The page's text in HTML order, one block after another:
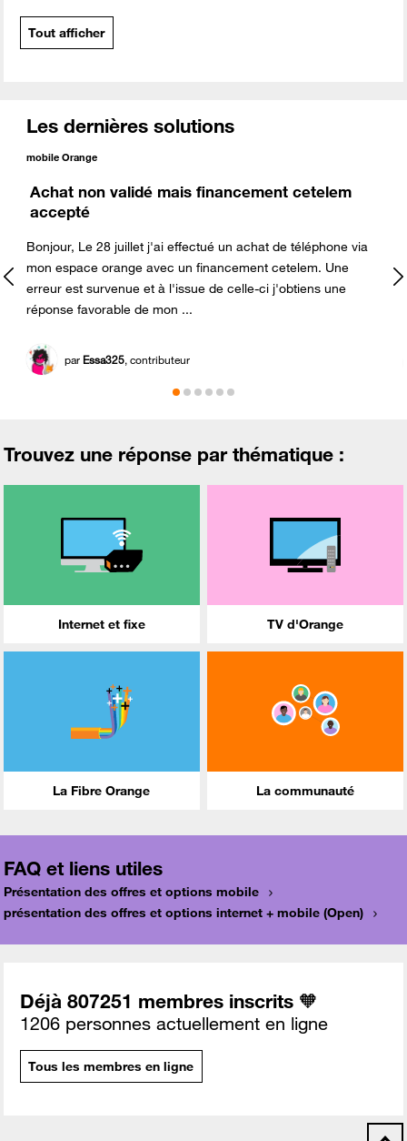
Tout afficher
Les dernières solutions
mobile Orange
Achat non validé mais financement cetelem
accepté
Bonjour, Le 28 juillet j'ai effectué un achat de téléphone via
mon espace orange avec un financement cetelem. Une
erreur est survenue et à l'issue de celle-ci j'obtiens une
réponse favorable de mon ...
par Essa325, contributeur
Trouvez une réponse par thématique :
Internet et fixe TV d'Orange
La Fibre Orange La communauté
FAQ et liens utiles
Présentation des offres et options mobile
présentation des offres et options internet + mobile (Open)
Déjà 807251 membres inscrits 🧡
1206 personnes actuellement en ligne
Tous les membres en ligne